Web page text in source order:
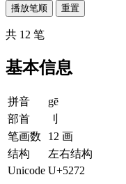
播放笔顺 重置
共 12 笔
基本信息
拼音
gē
部首
刂
笔画数
12 画
结构
左右结构
Unicode U+5272